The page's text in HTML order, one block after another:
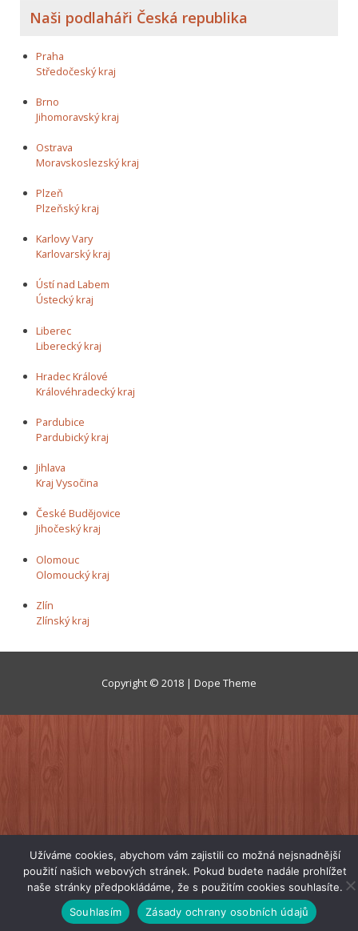
Naši podlaháři Česká republika
Praha
Středočeský kraj
Brno
Jihomoravský kraj
Ostrava
Moravskoslezský kraj
Plzeň
Plzeňský kraj
Karlovy Vary
Karlovarský kraj
Ústí nad Labem
Ústecký kraj
Liberec
Liberecký kraj
Hradec Králové
Královéhradecký kraj
Pardubice
Pardubický kraj
Jihlava
Kraj Vysočina
České Budějovice
Jihočeský kraj
Olomouc
Olomoucký kraj
Zlín
Zlínský kraj
Copyright © 2018 | Dope Theme
Užíváme cookies, abychom vám zajistili co možná nejsnadnější
použití našich webových stránek. Pokud budete nadále prohlížet
naše stránky předpokládáme, že s použitím cookies souhlasíte.
Souhlasím
Zásady ochrany osobních údajů